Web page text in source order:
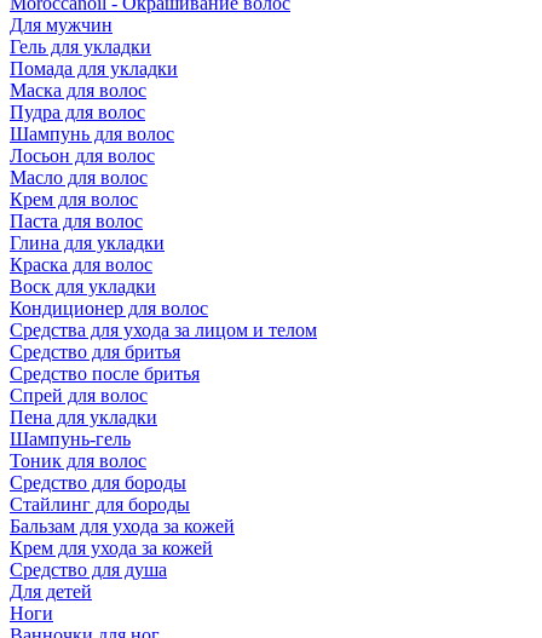
Для мужчин
Гель для укладки
Помада для укладки
Маска для волос
Пудра для волос
Шампунь для волос
Лосьон для волос
Масло для волос
Крем для волос
Паста для волос
Глина для укладки
Краска для волос
Воск для укладки
Кондиционер для волос
Средства для ухода за лицом и телом
Средство для бритья
Средство после бритья
Спрей для волос
Пена для укладки
Шампунь-гель
Тоник для волос
Средство для бороды
Стайлинг для бороды
Бальзам для ухода за кожей
Крем для ухода за кожей
Средство для душа
Для детей
Ноги